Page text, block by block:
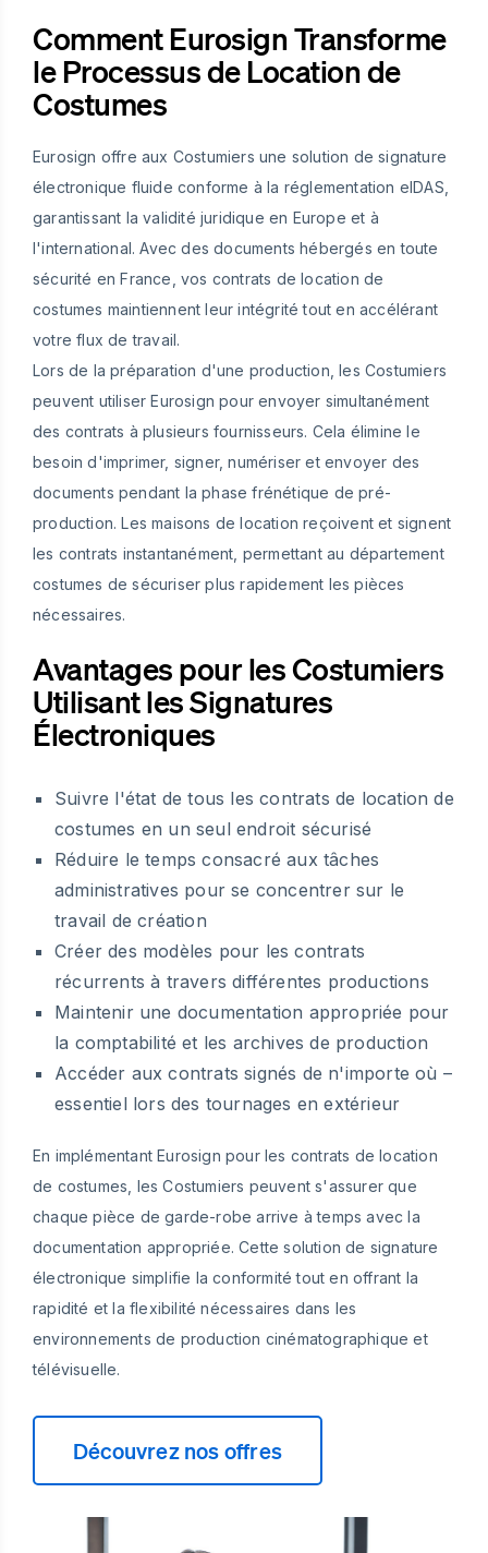
Comment Eurosign Transforme
le Processus de Location de
Costumes
Eurosign offre aux Costumiers une solution de signature
électronique fluide conforme à la réglementation eIDAS,
garantissant la validité juridique en Europe et à
l'international. Avec des documents hébergés en toute
sécurité en France, vos contrats de location de
costumes maintiennent leur intégrité tout en accélérant
votre flux de travail.
Lors de la préparation d'une production, les Costumiers
peuvent utiliser Eurosign pour envoyer simultanément
des contrats à plusieurs fournisseurs. Cela élimine le
besoin d'imprimer, signer, numériser et envoyer des
documents pendant la phase frénétique de pré-
production. Les maisons de location reçoivent et signent
les contrats instantanément, permettant au département
costumes de sécuriser plus rapidement les pièces
nécessaires.
Avantages pour les Costumiers
Utilisant les Signatures
Électroniques
Suivre l'état de tous les contrats de location de
costumes en un seul endroit sécurisé
Réduire le temps consacré aux tâches
administratives pour se concentrer sur le
travail de création
Créer des modèles pour les contrats
récurrents à travers différentes productions
Maintenir une documentation appropriée pour
la comptabilité et les archives de production
Accéder aux contrats signés de n'importe où –
essentiel lors des tournages en extérieur
En implémentant Eurosign pour les contrats de location
de costumes, les Costumiers peuvent s'assurer que
chaque pièce de garde-robe arrive à temps avec la
documentation appropriée. Cette solution de signature
électronique simplifie la conformité tout en offrant la
rapidité et la flexibilité nécessaires dans les
environnements de production cinématographique et
télévisuelle.
Découvrez nos offres